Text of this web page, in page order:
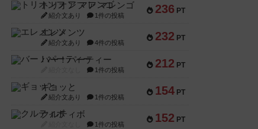
236 PT
トリオンフ ア マレンゴ
紹介文あり 1件の投稿
232 PT
エレメンツ
紹介文あり 4件の投稿
212 PT
バー！パーティー
1件の投稿
154 PT
ギョッと
紹介文あり 1件の投稿
152 PT
クルティボ
1件の投稿